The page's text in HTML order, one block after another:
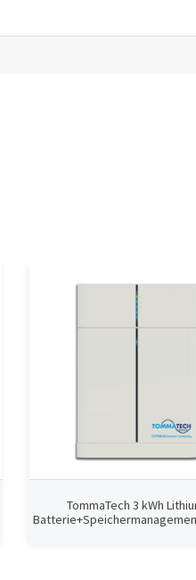
TommaTech 3 kWh